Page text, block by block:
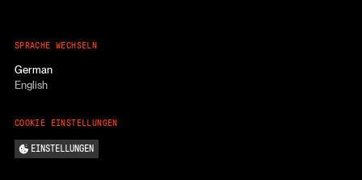
SPRACHE WECHSELN
German
English
COOKIE EINSTELLUNGEN
EINSTELLUNGEN